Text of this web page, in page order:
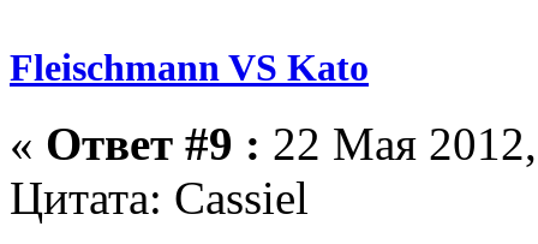
Fleischmann VS Kato
« Ответ #9 : 22 Мая
Цитата: Cassiel